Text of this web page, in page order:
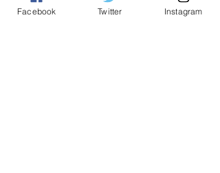
Sabah khususnya kepada mereka yang
Facebook Twitter Instagram